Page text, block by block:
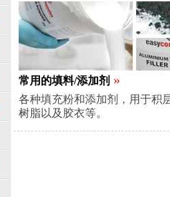
常用的填料/添加剂 »
各种填充粉和添加剂，用于积
树脂以及胶衣等。